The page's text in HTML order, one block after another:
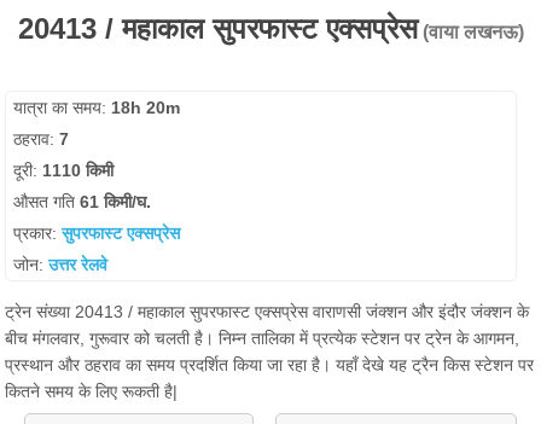
20413 / महाकाल सुपरफास्ट एक्सप्रेस (वाया लखनऊ)
यात्रा का समय: 18h 20m
ठहराव:7
दूरी: 1110 किमी
औसत गति61 किमी/घ.
प्रकार:सुपरफास्ट एक्सप्रेस
जोन:उत्तर रेलवे
ट्रेन संख्या 20413 / महाकाल सुपरफास्ट एक्सप्रेस वाराणसी जंक्शन और इंदौर जंक्शन के
बीच मंगलवार, गुरूवार को चलती है। निम्न तालिका में प्रत्येक स्टेशन पर ट्रेन के आगमन,
प्रस्थान और ठहराव का समय प्रदर्शित किया जा रहा है। यहाँ देखे यह ट्रैन किस स्टेशन पर
कितने समय के लिए रूकती है|